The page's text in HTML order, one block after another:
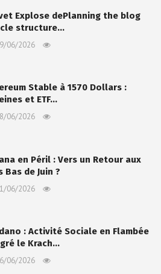
Explose dePlanning the blog
structure…
06/2026
Stable à 1570 Dollars :
et ETF…
06/2026
en Péril : Vers un Retour aux
Bas de Juin ?
06/2026
: Activité Sociale en Flambée
le Krach…
06/2026